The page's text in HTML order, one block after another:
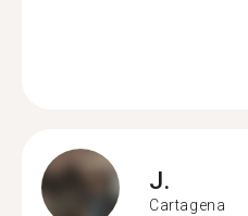
J.
Cartagena